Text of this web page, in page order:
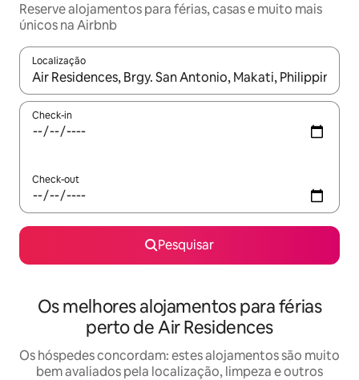
Reserve alojamentos para férias, casas e muito mais
únicos na Airbnb
Localização
Quando os resultados estiverem disponíveis, navegue com
Check-in
Check-out
Pesquisar
Os melhores alojamentos para férias
perto de Air Residences
Os hóspedes concordam: estes alojamentos são muito
bem avaliados pela localização, limpeza e outros